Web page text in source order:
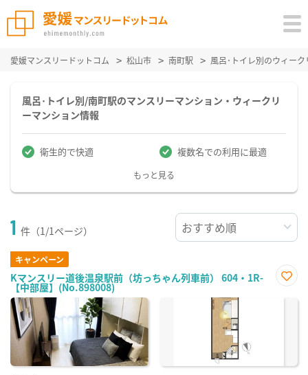
愛媛マンスリードットコム 松山市 南町駅 風呂･トイレ別のウィー
風呂･トイレ別/南町駅のマンスリーマンション・ウィークリ
ーマンション情報
衛生的で快適 複数名での利用に最適
もっと見る
1 件（1/1ページ）
キャンペーン
Kマンスリー道後温泉駅前（坊っちゃん列車前） 604・1R-
【中部屋】(No.898008)
に入